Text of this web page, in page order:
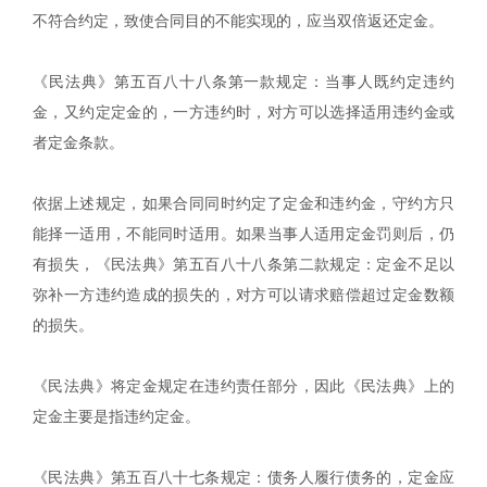
不符合约定，致使合同目的不能实现的，应当双倍返还定金。
《民法典》第五百八十八条第一款规定：当事人既约定违约
金，又约定定金的，一方违约时，对方可以选择适用违约金或
者定金条款。
依据上述规定，如果合同同时约定了定金和违约金，守约方只
能择一适用，不能同时适用。如果当事人适用定金罚则后，仍
有损失，《民法典》第五百八十八条第二款规定：定金不足以
弥补一方违约造成的损失的，对方可以请求赔偿超过定金数额
的损失。
《民法典》将定金规定在违约责任部分，因此《民法典》上的
定金主要是指违约定金。
《民法典》第五百八十七条规定：债务人履行债务的，定金应